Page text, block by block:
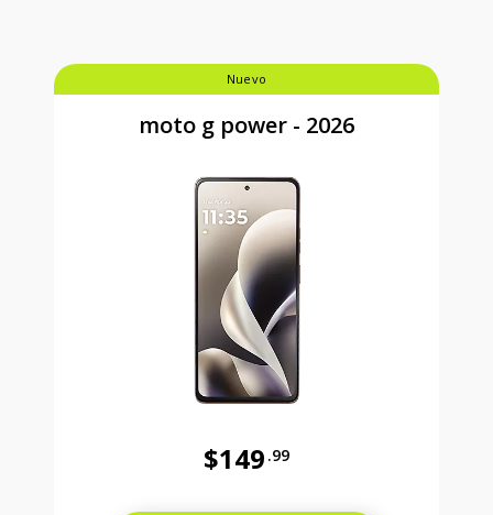
Nuevo
moto g power - 2026
$149 .99